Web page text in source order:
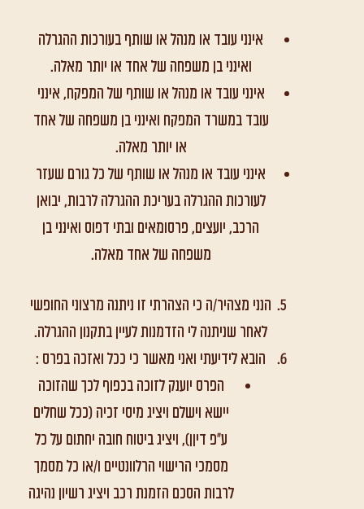
אינני עובד או מנהל או שותף בעורכות ההגרלה
ואינני בן משפחה של אחד או יותר מאלה.
אינני עובד או מנהל או שותף של המפקח, אינני
עובד במשרד המפקח ואינני בן משפחה של אחד
או יותר מאלה.
אינני עובד או מנהל או שותף של כל גורם שעזר
לעורכות ההגרלה בעריכת ההגרלה לרבות, יבואן
הרכב, יועצים, פרסומאים ובתי דפוס ואינני בן
משפחה של אחד מאלה.
הנני מצהיר/ה כי הצהרתי זו ניתנה מרצוני החופשי
לאחר שניתנה לי הזדמנות לעיין בתקנון ההגרלה.
הובא לידיעתי ואני מאשר כי ככל ואזכה בפרס :
הפרס יוענק לזוכה בכפוף לכך שהזוכה
יישא וישלם ויציג מיסי זכיה (ככל שחלים
ע"פ דיןן), ויציג ביטוח חובה יחתום על כל
מסמכי הרישוי הרלוונטיים ו/או כל מסמך
לרבות הסכם הזמנת רכב ויציג רשיון נהיגה